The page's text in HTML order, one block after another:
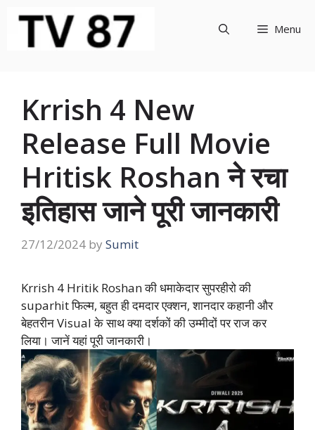
content
Menu
Krrish 4 New
Release Full Movie
Hritisk Roshan ने रचा
इतिहास जाने पूरी जानकारी
27/12/2024 by Sumit
Krrish 4 Hritik Roshan की धमाकेदार सुपरहीरो की
suparhit फिल्म, बहुत ही दमदार एक्शन, शानदार कहानी और
बेहतरीन Visual के साथ क्या दर्शकों की उम्मीदों पर राज कर
लिया। जानें यहां पूरी जानकारी।